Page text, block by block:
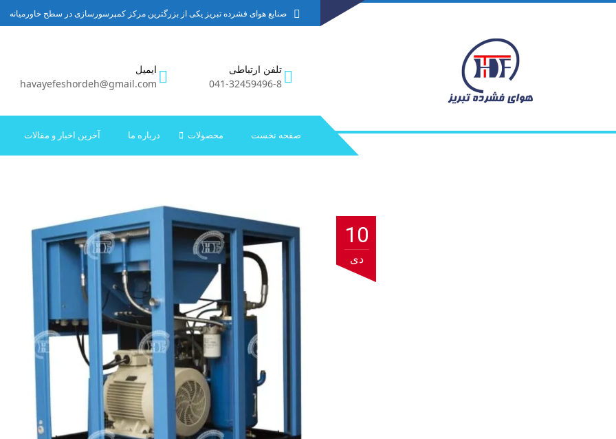
صنایع هوای فشرده تبریز یکی از بزرگترین مرکز کمپرسورسازی در سطح خاورمیانه
تلفن ارتباطی
041-32459496-8
ایمیل
havayefeshordeh@gmail.com
صفحه نخست محصولات درباره ما آخرین اخبار و مقالات
10
دی